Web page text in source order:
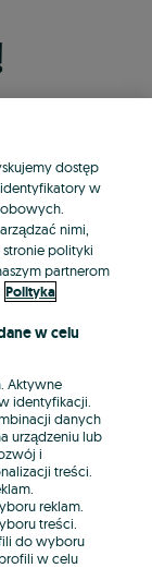
dostęp
w
nimi,
polityki
partnerom
Polityka
w celu
Aktywne
identyfikacji.
danych
urządzeniu lub
i
treści.
reklam.
treści.
do wyboru
w celu